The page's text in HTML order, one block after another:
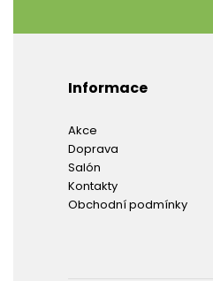
Informace
Akce
Doprava
Salón
Kontakty
Obchodní podmínky